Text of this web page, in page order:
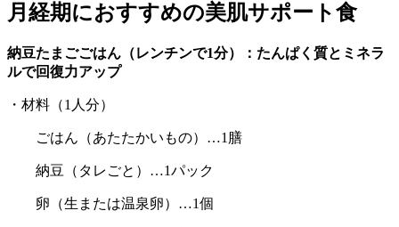
月経期におすすめの美肌サポート食
納豆たまごごはん（レンチンで1分）：たんぱく質とミネラ
ルで回復力アップ
・材料（1人分）
ごはん（あたたかいもの）…1膳
納豆（タレごと）…1パック
卵（生または温泉卵）…1個